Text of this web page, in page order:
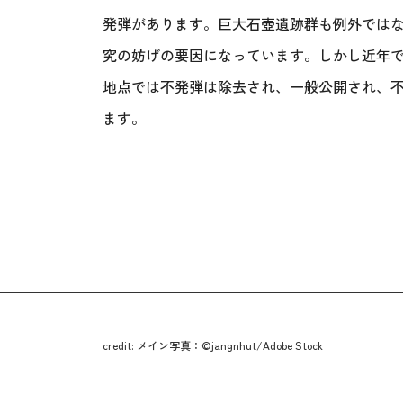
発弾があります。巨大石壺遺跡群も例外では
究の妨げの要因になっています。しかし近年
地点では不発弾は除去され、一般公開され、
ます。
credit: メイン写真：©jangnhut/Adobe Stock